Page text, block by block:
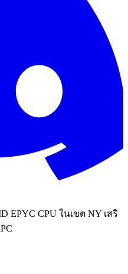
EPYC CPU ในเขต NY เสริ